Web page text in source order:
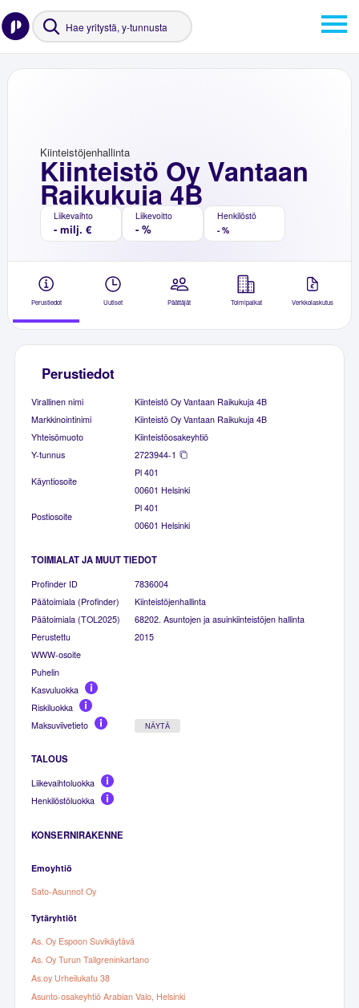
Kiinteistö Oy Vantaan
Raikukuja 4B
Kiinteistöjenhallinta
Liikevaihto
- milj. €
Liikevoitto
- %
Henkilöstö
- %
Perustiedot Uutiset Päättäjät Toimipaikat Verkkolaskutus
Perustiedot
Virallinen nimi
Kiinteistö Oy Vantaan Raikukuja 4B
Markkinointinimi
Kiinteistö Oy Vantaan Raikukuja 4B
Yhteisömuoto
Kiinteistöosakeyhtiö
Y-tunnus
2723944-1
Käyntiosoite
Pl 401
00601 Helsinki
Postiosoite
Pl 401
00601 Helsinki
TOIMIALAT JA MUUT TIEDOT
Profinder ID
7836004
Päätoimiala (Profinder)
Kiinteistöjenhallinta
Päätoimiala (TOL2025)
68202. Asuntojen ja asuinkiinteistöjen hallinta
Perustettu
2015
WWW-osoite
Puhelin
Kasvuluokka
Riskiluokka
Maksuviivetieto
NÄYTÄ
TALOUS
Liikevaihtoluokka
Henkilöstöluokka
KONSERNIRAKENNE
Emoyhtiö
Sato-Asunnot Oy
Tytäryhtiöt
As. Oy Espoon Suvikäytävä
As. Oy Turun Tallgreninkartano
As.oy Urheilukatu 38
Asunto-osakeyhtiö Arabian Valo, Helsinki